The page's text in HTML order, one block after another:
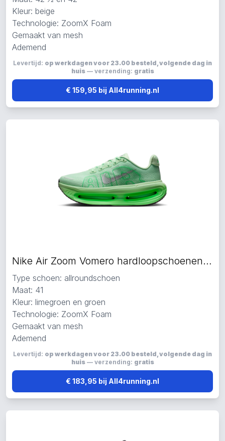
Kleur: beige
Technologie: ZoomX Foam
Gemaakt van mesh
Ademend
Levertijd: op werkdagen voor 23.00 besteld, volgende dag in
huis— verzending: gratis
€ 159,95 bij All4running.nl
Nike Air Zoom Vomero hardloopschoenen limegroen
Type schoen: allroundschoen
Maat: 41
Kleur: limegroen en groen
Technologie: ZoomX Foam
Gemaakt van mesh
Ademend
Levertijd: op werkdagen voor 23.00 besteld, volgende dag in
huis— verzending: gratis
€ 183,95 bij All4running.nl